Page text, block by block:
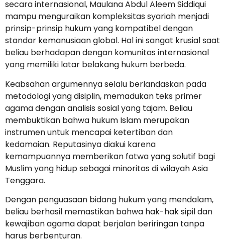
secara internasional, Maulana Abdul Aleem Siddiqui
mampu menguraikan kompleksitas syariah menjadi
prinsip-prinsip hukum yang kompatibel dengan
standar kemanusiaan global. Hal ini sangat krusial saat
beliau berhadapan dengan komunitas internasional
yang memiliki latar belakang hukum berbeda.
Keabsahan argumennya selalu berlandaskan pada
metodologi yang disiplin, memadukan teks primer
agama dengan analisis sosial yang tajam. Beliau
membuktikan bahwa hukum Islam merupakan
instrumen untuk mencapai ketertiban dan
kedamaian. Reputasinya diakui karena
kemampuannya memberikan fatwa yang solutif bagi
Muslim yang hidup sebagai minoritas di wilayah Asia
Tenggara.
Dengan penguasaan bidang hukum yang mendalam,
beliau berhasil memastikan bahwa hak-hak sipil dan
kewajiban agama dapat berjalan beriringan tanpa
harus berbenturan.